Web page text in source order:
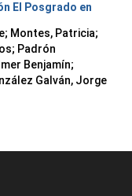
El Posgrado en
; Montes, Patricia;
; Padrón
Benjamín;
Galván, Jorge